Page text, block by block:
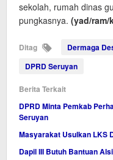
sekolah, rumah dinas
pungkasnya. (yad/ram/
Ditag Dermaga
DPRD Seruyan
Berita Terkait
DPRD Minta Pemkab
Seruyan
Masyarakat Usulkan LKS
Dapil III Butuh Bantuan